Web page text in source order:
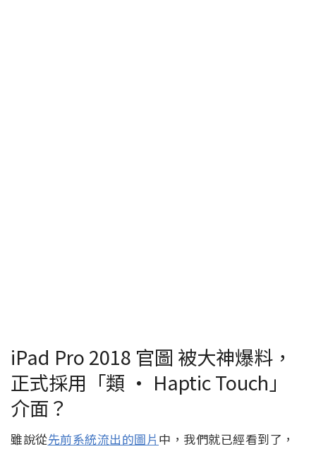
iPad Pro 2018 官圖 被大神爆料，
正式採用「類 · Haptic Touch」
介面？
雖說從先前系統流出的圖片 中，我們就已經看到了，